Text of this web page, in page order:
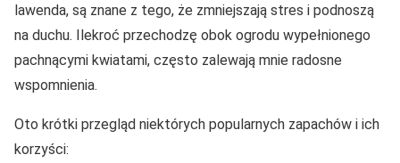
lawenda, są znane z tego, że zmniejszają stres i podnoszą
na duchu. Ilekroć przechodzę obok ogrodu wypełnionego
pachnącymi kwiatami, często zalewają mnie radosne
wspomnienia.
Oto krótki przegląd niektórych popularnych zapachów i ich
korzyści: